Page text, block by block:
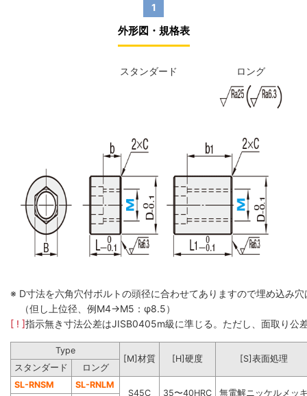
1
外形図・規格表
スタンダード ロング
※ D寸法を六角穴付ボルトの頭径に合わせてありますので埋め込み
（但し上位径、例M4→M5：φ8.5）
[ ! ]指示無き寸法公差はJISB0405m級に準じる。ただし、面取り公
Type
[M]材質
[H]硬度
[S]表面処理
スタンダード
ロング
SL-RNSM
SL-RNLM
S45C
35〜40HRC 無電解ニッケルメッ